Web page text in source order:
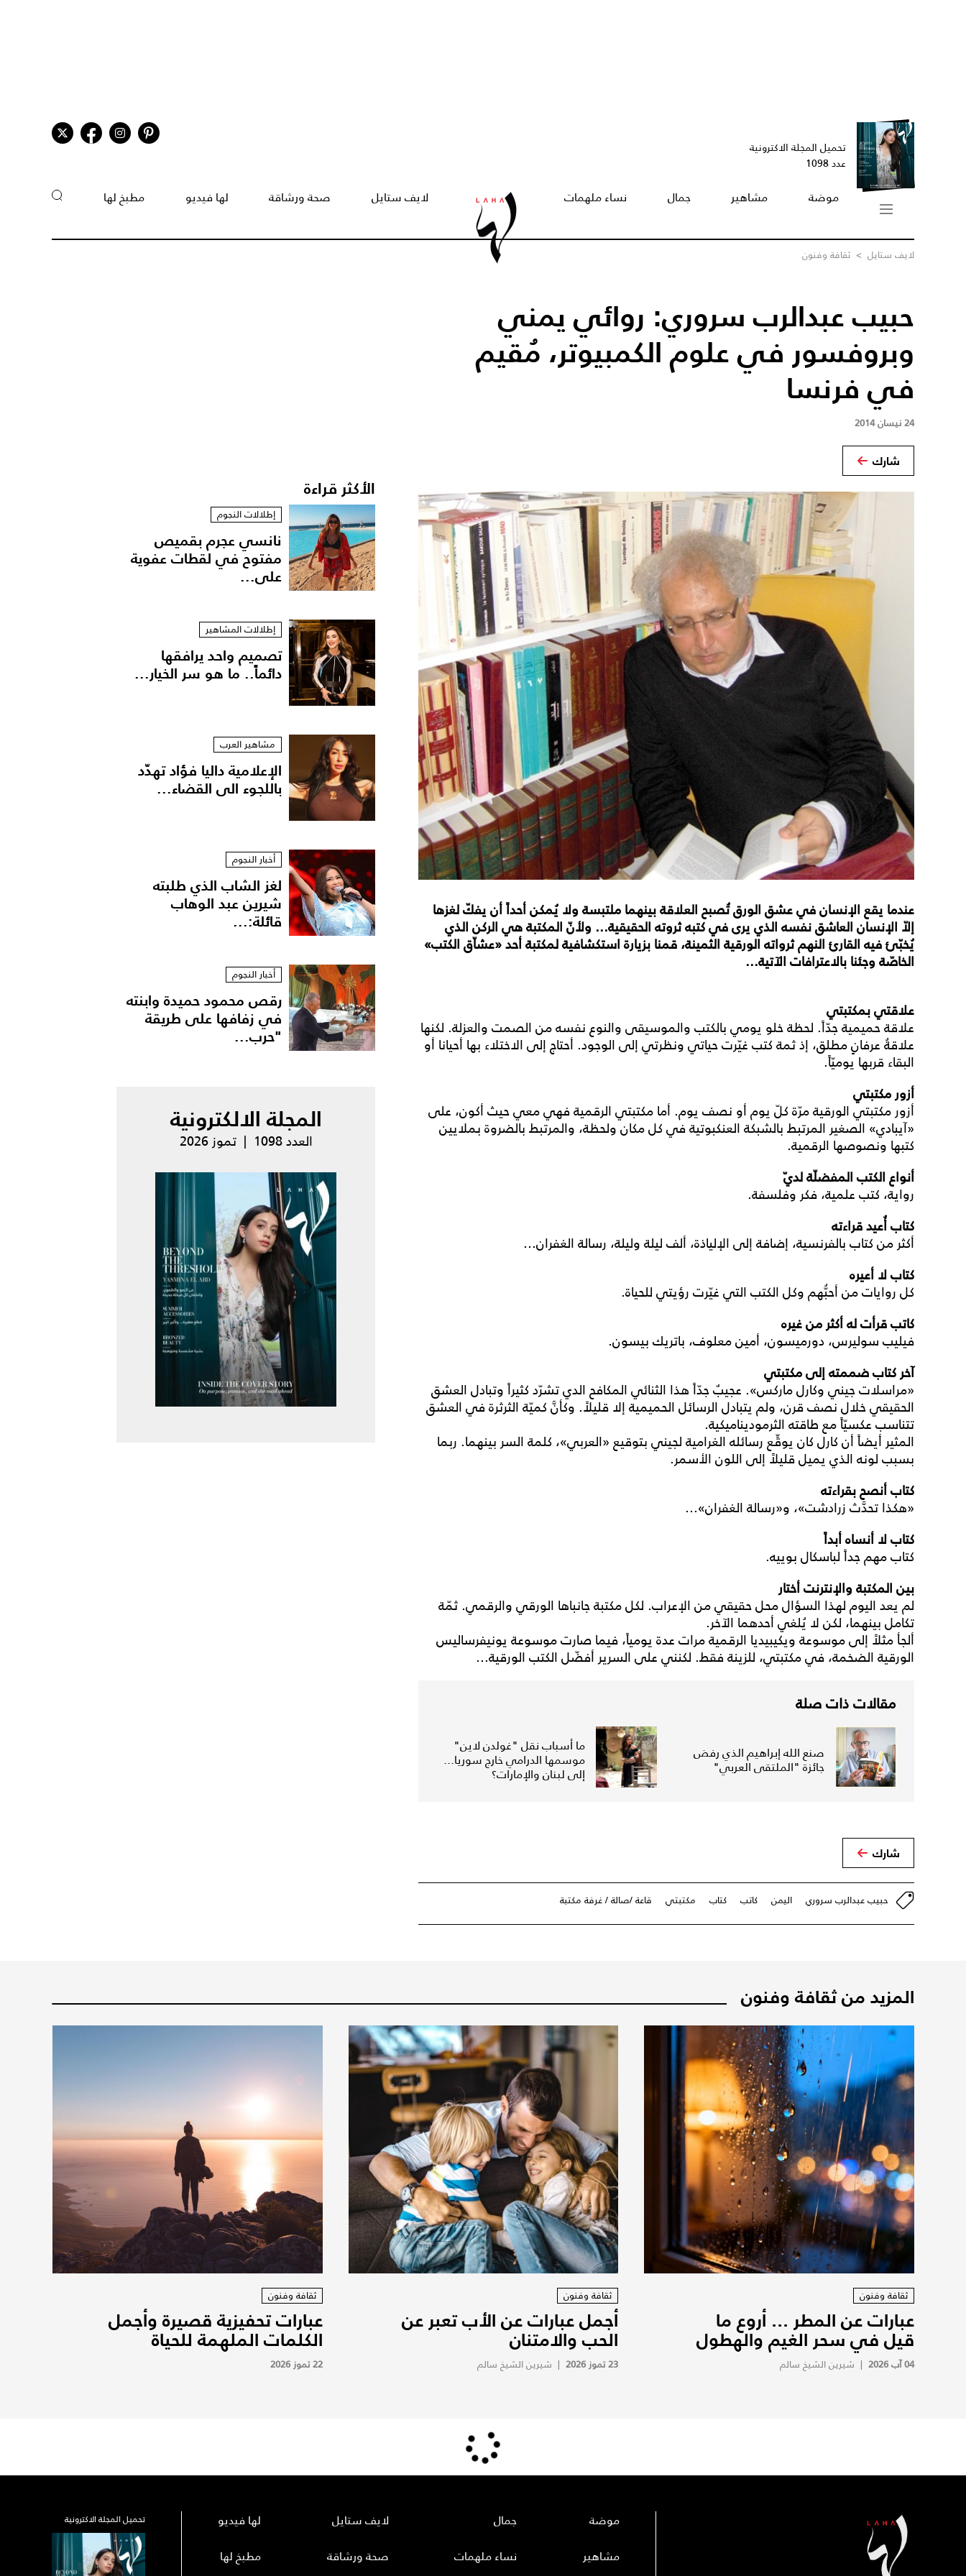
تحميل المجلة الاكترونية
عدد 1098
موضة مشاهير جمال نساء ملهمات لايف ستايل صحة ورشاقة لها فيديو مطبخ لها
لايف ستايل > ثقافة وفنون
حبيب عبدالرب سروري: روائي يمني
وبروفسور في علوم الكمبيوتر، مُقيم
في فرنسا
24 نيسان 2014
شارك
عندما يقع الإنسان في عشق الورق تُصبح العلاقة بينهما ملتبسة ولا يُمكن أحداً أن يفكّ لغزها
إلاّ الإنسان العاشق نفسه الذي يرى في كتبه ثروته الحقيقية... ولأنّ المكتبة هي الركن الذي
يُخبّئ فيه القارئ النهم ثرواته الورقية الثمينة، قمنا بزيارة استكشافية لمكتبة أحد «عشاّق الكتب»
الخاصّة وجئنا بالاعترافات الآتية...
علاقتي بمكتبتي
علاقة حميمية جدّاً. لحظة خلو يومي بالكتب والموسيقى والنوع نفسه من الصمت والعزلة. لكنها
علاقةُ عرفانٍ مطلق، إذ ثمة كتب غيّرت حياتي ونظرتي إلى الوجود. أحتاج إلى الاختلاء بها أحيانا أو
البقاء قربها يوميّاً.
أزور مكتبتي
أزور مكتبتي الورقية مرّة كلّ يوم أو نصف يوم. أما مكتبتي الرقمية فهي معي حيث أكون، على
«آيبادي» الصغير المرتبط بالشبكة العنكبوتية في كل مكان ولحظة، والمرتبط بالضروة بملايين
كتبها ونصوصها الرقمية.
أنواع الكتب المفضلّة لديّ
رواية، كتب علمية، فكر وفلسفة.
كتاب أُعيد قراءته
أكثر من كتاب بالفرنسية، إضافة إلى الإلياذة، ألف ليلة وليلة، رسالة الغفران...
كتاب لا أعيره
كل روايات من أحبُّهم وكل الكتب التي غيّرت رؤيتي للحياة.
كاتب قرأت له أكثر من غيره
فيليب سوليرس، دورميسون، أمين معلوف، باتريك بيسون.
آخر كتاب ضممته إلى مكتبتي
«مراسلات جيني وكارل ماركس». عجيبٌ جدّاً هذا الثنائي المكافح الدي تشرّد كثيراً وتبادل العشق
الحقيقي خلال نصف قرن، ولم يتبادل الرسائل الحميمية إلا قليلاً. وكأنَّ كميّة الثرثرة في العشق
تتناسب عكسيّاً مع طاقته الثرموديناميكية.
المثير أيضاً أن كارل كان يوقِّع رسائله الغرامية لجيني بتوقيع «العربي»، كلمة السر بينهما. ربما
بسبب لونه الذي يميل قليلاً إلى اللون الأسمر.
كتاب أنصح بقراءته
«هكذا تحدَّث زرادشت»، و«رسالة الغفران»...
كتاب لا أنساه أبداً
كتاب مهم جداً لباسكال بوييه.
بين المكتبة والإنترنت أختار
لم يعد اليوم لهذا السؤال محل حقيقي من الإعراب. لكل مكتبة جانباها الورقي والرقمي. ثمّة
تكامل بينهما، لكن لا يُلغي أحدهما الآخر.
ألجأ مثلاً إلى موسوعة ويكيبيديا الرقمية مرات عدة يومياً، فيما صارت موسوعة يونيفرساليس
الورقية الضخمة، في مكتبتي، للزينة فقط. لكنني على السرير أفضّل الكتب الورقية...
مقالات ذات صلة
صنع الله إبراهيم الذي رفض
جائزة "الملتقى العربي"
ما أسباب نقل "غولدن لاين"
موسمها الدرامي خارج سوريا...
إلى لبنان والإمارات؟
شارك
حبيب عبدالرب سروري اليمن كاتب كتاب مكتبتي قاعة /صالة / غرفة مكتبة
الأكثر قراءة
إطلالات النجوم
نانسي عجرم بقميص
مفتوح في لقطات عفوية
على...
إطلالات المشاهير
تصميم واحد يرافقها
دائماً.. ما هو سر الخيار...
مشاهير العرب
الإعلامية داليا فؤاد تهدّد
باللجوء الى القضاء...
أخبار النجوم
لغز الشاب الذي طلبته
شيرين عبد الوهاب
قائلة:...
أخبار النجوم
رقص محمود حميدة وابنته
في زفافها على طريقة
"حرب...
المجلة الالكترونية
العدد 1098 | تموز 2026
المزيد من ثقافة وفنون
ثقافة وفنون
عبارات عن المطر ... أروع ما
قيل في سحر الغيم والهطول
04 آب 2026 | شيرين الشيخ سالم
ثقافة وفنون
أجمل عبارات عن الأب تعبر عن
الحب والامتنان
23 تموز 2026 | شيرين الشيخ سالم
ثقافة وفنون
عبارات تحفيزية قصيرة وأجمل
الكلمات الملهمة للحياة
22 تموز 2026
موضة
مشاهير
جمال
نساء ملهمات
لايف ستايل
صحة ورشاقة
لها فيديو
مطبخ لها
تحميل المجلة الاكترونية